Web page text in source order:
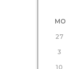
MO
27
3
10